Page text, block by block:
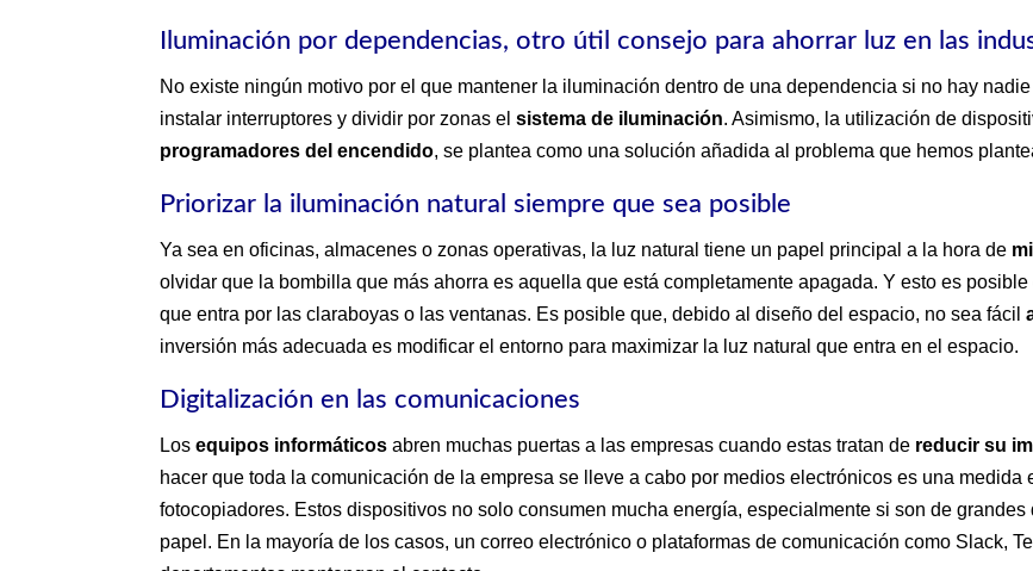
Iluminación por dependencias, otro útil consejo para ahorrar luz en las
No existe ningún motivo por el que mantener la iluminación dentro de una dependencia si no hay
instalar interruptores y dividir por zonas elsistema de iluminación. Asimismo, la utilización de
programadores del encendido, se plantea como una solución añadida al problema que hemos
Priorizar la iluminación natural siempre que sea posible
Ya sea en oficinas, almacenes o zonas operativas, la luz natural tiene un papel principal a la hora de
olvidar que la bombilla que más ahorra es aquella que está completamente apagada. Y esto es
que entra por las claraboyas o las ventanas. Es posible que, debido al diseño del espacio, no sea fácil
inversión más adecuada es modificar el entorno para maximizar la luz natural que entra en el espacio.
Digitalización en las comunicaciones
Losequipos informáticos abren muchas puertas a las empresas cuando estas tratan de reducir su
hacer que toda la comunicación de la empresa se lleve a cabo por medios electrónicos es una
fotocopiadores. Estos dispositivos no solo consumen mucha energía, especialmente si son de
papel. En la mayoría de los casos, un correo electrónico o plataformas de comunicación como Slack,